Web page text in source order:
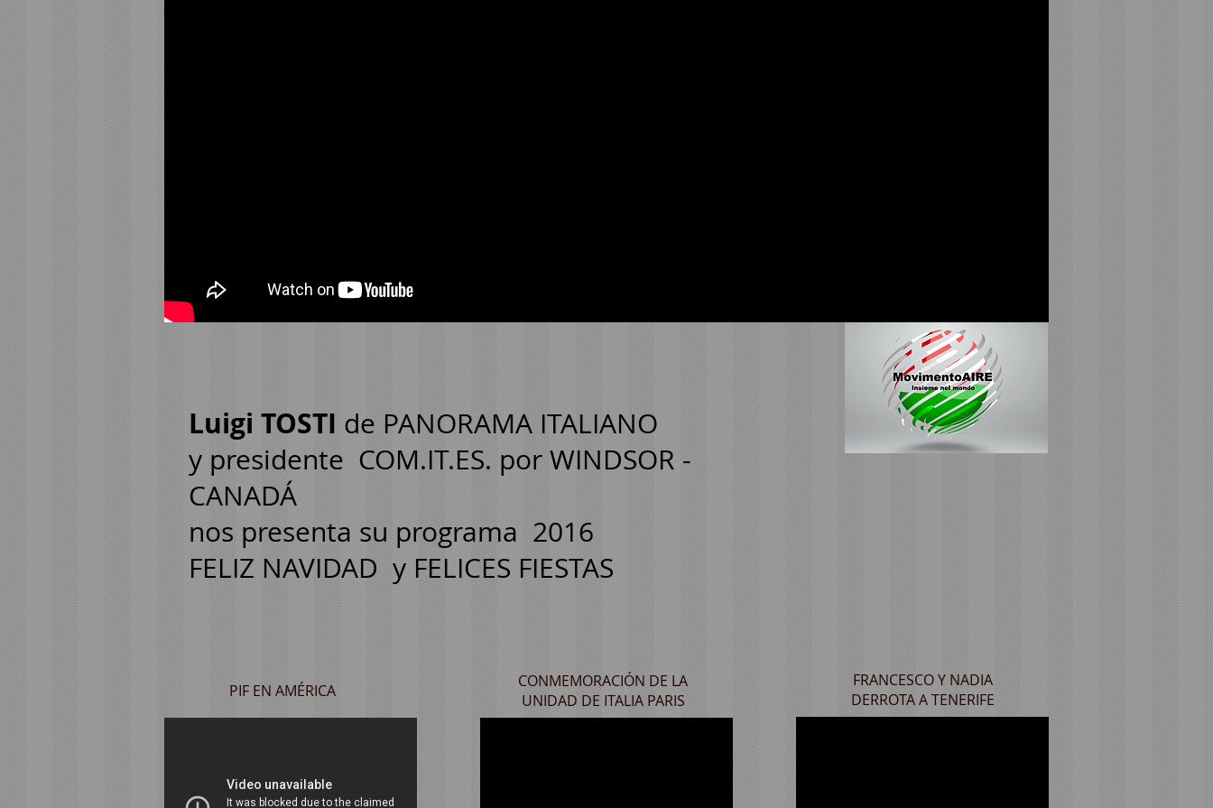
Luigi TOSTIde PANORAMA ITALIANO
y presidente COM.IT.ES. por WINDSOR -
CANADÁ
nos presenta su programa 2016
FELIZ NAVIDAD y FELICES FIESTAS
PIF EN AMÉRICA
CONMEMORACIÓN DE LA
UNIDAD DE ITALIA PARIS
FRANCESCO Y NADIA
DERROTA A TENERIFE